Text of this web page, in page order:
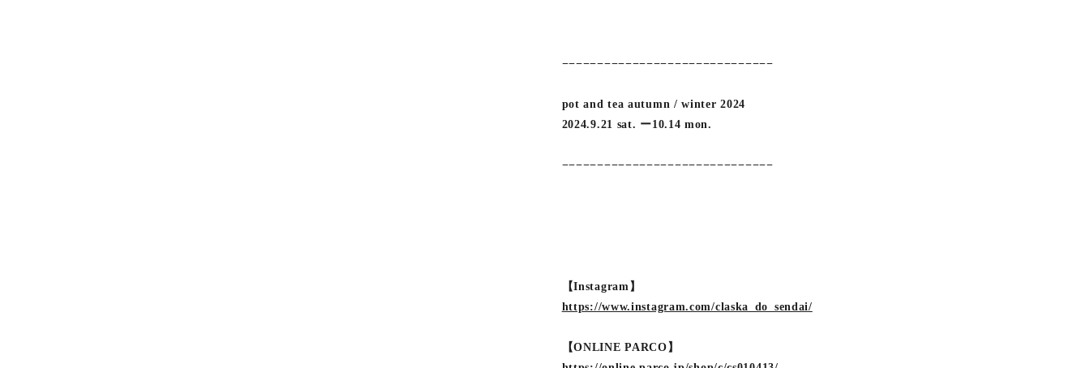
−−−−−−−−−−−−−−−−−−−−−−−−−−−−−−
pot and tea autumn / winter 2024
2024.9.21 sat. ー10.14 mon.
−−−−−−−−−−−−−−−−−−−−−−−−−−−−− −
【Instagram】
https://www.instagram.com/claska_do_sendai/
【ONLINE PARCO】